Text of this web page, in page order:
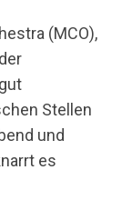
(MCO),
Stellen
und
es